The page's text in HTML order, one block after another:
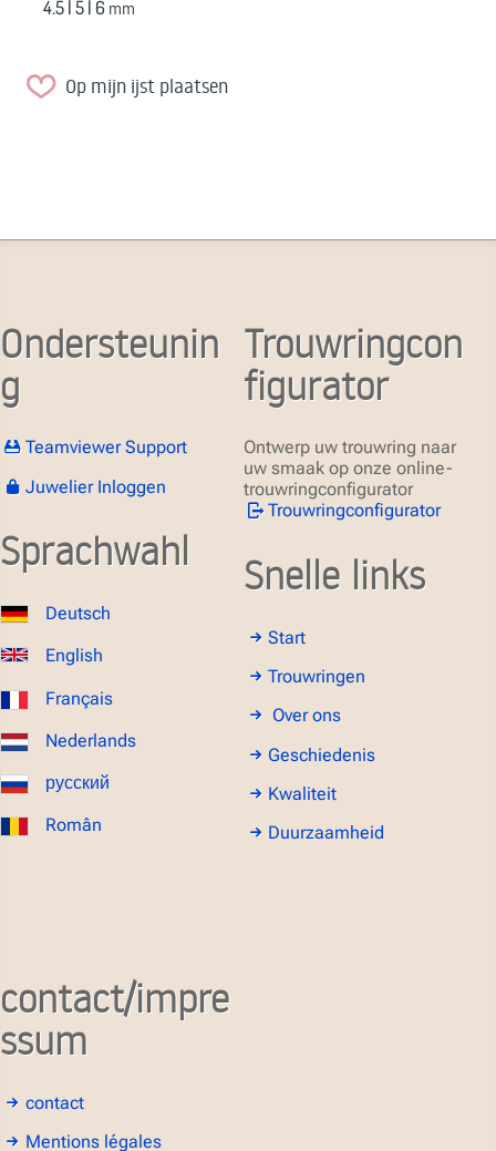
4.5 |5 | 6 mm
Op mijn ijst plaatsen
Ondersteunin
g
Teamviewer Support
Juwelier Inloggen
Sprachwahl
Deutsch
English
Français
Nederlands
русский
Român
Trouwringcon
figurator
Ontwerp uw trouwring naar
uw smaak op onze online-
trouwringconfigurator
Trouwringconfigurator
Snelle links
Start
Trouwringen
Over ons
Geschiedenis
Kwaliteit
Duurzaamheid
contact/impre
ssum
contact
Mentions légales